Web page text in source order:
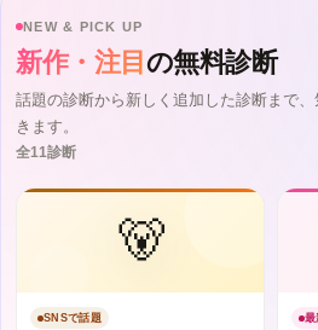
NEW & PICK UP
新作・注目 の無料診断
話題の診断から新しく追加した診断まで
きます。
全11診断
🐻
SNSで話題 最